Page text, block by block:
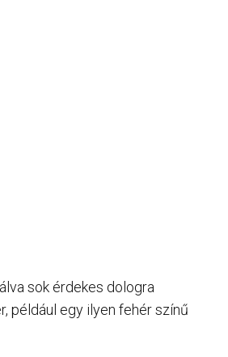
sok érdekes dologra
például egy ilyen fehér színű